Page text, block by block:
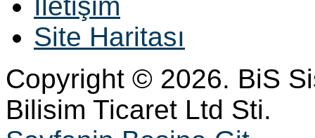
Site Haritası
Copyright © 2026. BiS
Bilisim Ticaret Ltd Sti.